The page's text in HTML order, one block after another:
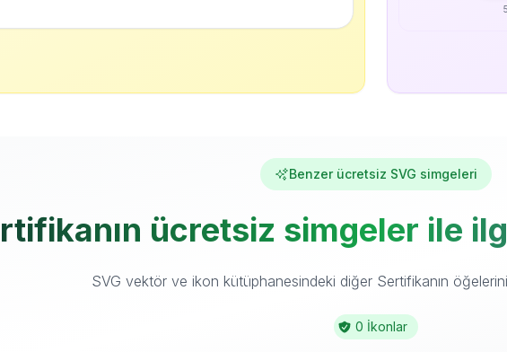
Benzer ücretsiz SVG simgeleri
ücretsiz simgeler ile
SVG vektör ve ikon kütüphanesindeki diğer Sertifikanın
0 İkonlar